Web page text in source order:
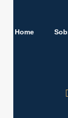
Home